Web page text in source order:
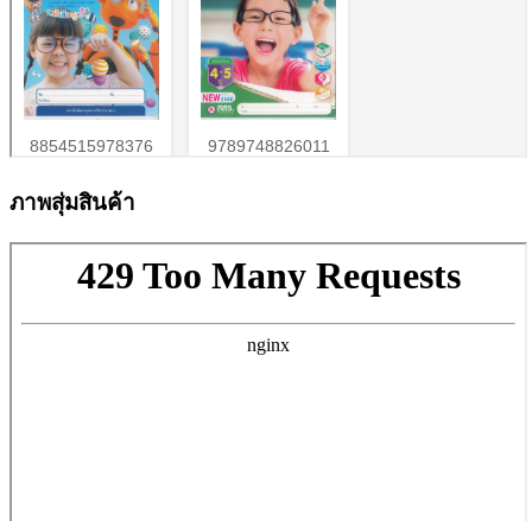
ภาพสุ่มสินค้า